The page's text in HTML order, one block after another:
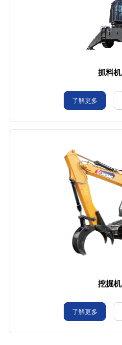
抓料机
了解更多
挖掘机
了解更多